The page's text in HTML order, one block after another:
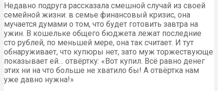
Недавно подруга рассказала смешной случай из своей
семейной жизни: в семье финансовый кризис, она
мучается думами о том, что будет готовить завтра на
ужин. В кошельке общего бюджета лежат последние
сто рублей, по меньшей мере, она так считает. И тут
обнаруживает, что купюры нет, зато муж торжествующе
показывает ей… отвёртку: «Вот купил. Всё равно денег
этих ни на что больше не хватило бы! А отвёртка нам
уже давно нужна!»